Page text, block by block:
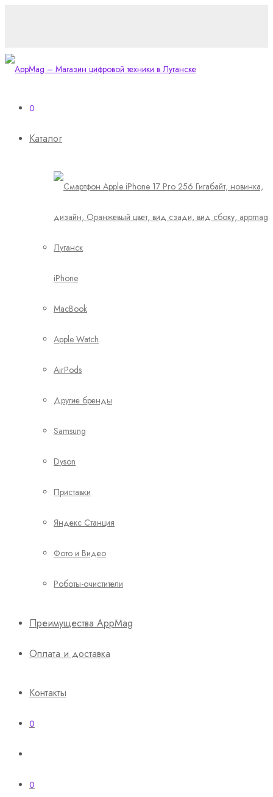
0
Каталог
iPhone
MacBook
Apple Watch
AirPods
Другие бренды
Samsung
Dyson
Приставки
Яндекс Станция
Фото и Видео
Роботы-очистители
Преимущества AppMag
Оплата и доставка
Контакты
0
0